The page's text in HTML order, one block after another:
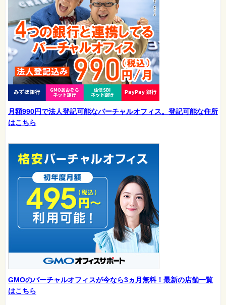
月額990円で法人登記可能なバーチャルオフィス。登記可能な住所
はこちら
GMOのバーチャルオフィスが今なら3ヵ月無料！最新の店舗一覧
はこちら